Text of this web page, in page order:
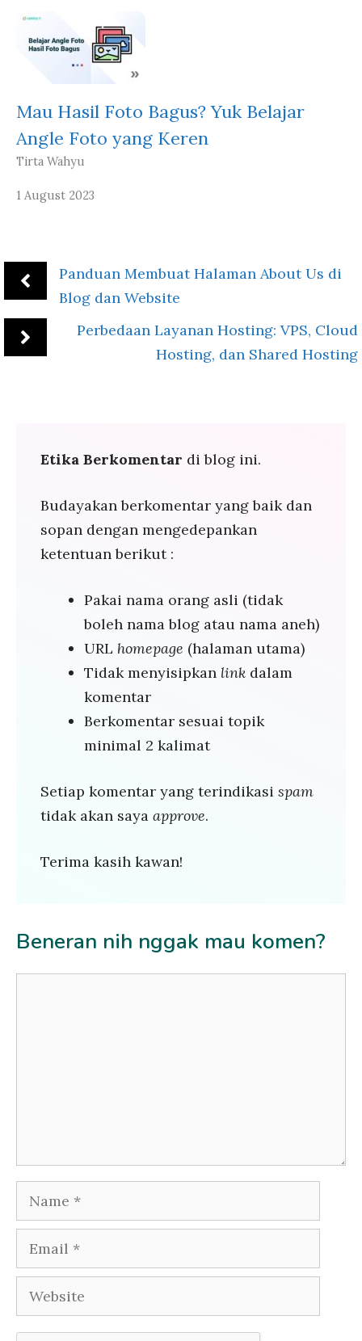
Mau Hasil Foto Bagus? Yuk Belajar
Angle Foto yang Keren
Tirta Wahyu
1 August 2023
Panduan Membuat Halaman About Us di
Blog dan Website
Perbedaan Layanan Hosting: VPS, Cloud
Hosting, dan Shared Hosting
Etika Berkomentar di blog ini.
Budayakan berkomentar yang baik dan
sopan dengan mengedepankan
ketentuan berikut :
Pakai nama orang asli (tidak
boleh nama blog atau nama aneh)
URL homepage (halaman utama)
Tidak menyisipkan link dalam
komentar
Berkomentar sesuai topik
minimal 2 kalimat
Setiap komentar yang terindikasi spam
tidak akan saya approve.
Terima kasih kawan!
Beneran nih nggak mau komen?
Website